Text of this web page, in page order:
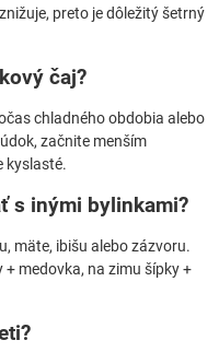
preto je dôležitý šetrný
čaj?
chladného obdobia alebo
začnite menším
kyslasté.
s inými bylinkami?
mäte, ibišu alebo zázvoru.
medovka, na zimu šípky +